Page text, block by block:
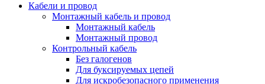
Кабели и провод
Монтажный кабель и провод
Монтажный кабель
Монтажный провод
Контрольный кабель
Без галогенов
Для буксируемых цепей
Для искробезопасного применения